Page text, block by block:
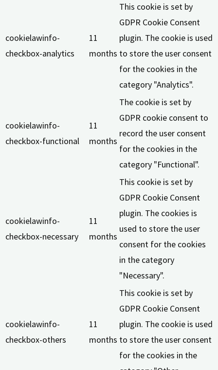
cookielawinfo-
checkbox-analytics
11
months
This cookie is set by
GDPR Cookie Consent
plugin. The cookie is used
to store the user consent
for the cookies in the
category "Analytics".
cookielawinfo-
checkbox-functional
11
months
The cookie is set by
GDPR cookie consent to
record the user consent
for the cookies in the
category "Functional".
cookielawinfo-
checkbox-necessary
11
months
This cookie is set by
GDPR Cookie Consent
plugin. The cookies is
used to store the user
consent for the cookies
in the category
"Necessary".
cookielawinfo-
checkbox-others
11
months
This cookie is set by
GDPR Cookie Consent
plugin. The cookie is used
to store the user consent
for the cookies in the